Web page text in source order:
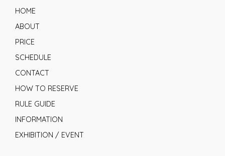
HOME
ABOUT
PRICE
SCHEDULE
CONTACT
HOW TO RESERVE
RULE GUIDE
INFORMATION
EXHIBITION / EVENT